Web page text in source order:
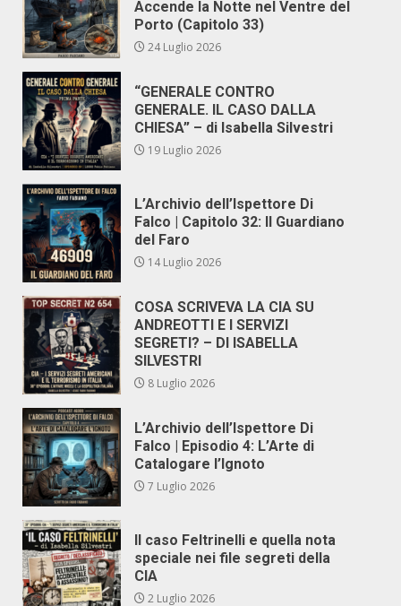
Accende la Notte nel Ventre del
Porto (Capitolo 33)
24 Luglio 2026
“GENERALE CONTRO
GENERALE. IL CASO DALLA
CHIESA” – di Isabella Silvestri
19 Luglio 2026
L’Archivio dell’Ispettore Di
Falco | Capitolo 32: Il Guardiano
del Faro
14 Luglio 2026
COSA SCRIVEVA LA CIA SU
ANDREOTTI E I SERVIZI
SEGRETI? – DI ISABELLA
SILVESTRI
8 Luglio 2026
L’Archivio dell’Ispettore Di
Falco | Episodio 4: L’Arte di
Catalogare l’Ignoto
7 Luglio 2026
Il caso Feltrinelli e quella nota
speciale nei file segreti della
CIA
2 Luglio 2026